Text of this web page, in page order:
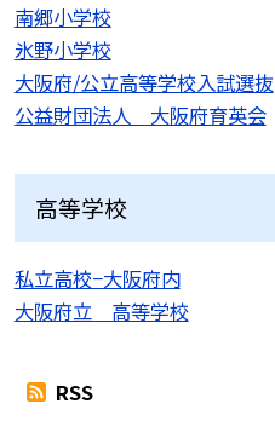
南郷小学校
氷野小学校
大阪府/公立高等学校入試選抜
公益財団法人 大阪府育英会
高等学校
私立高校−大阪府内
大阪府立 高等学校
RSS